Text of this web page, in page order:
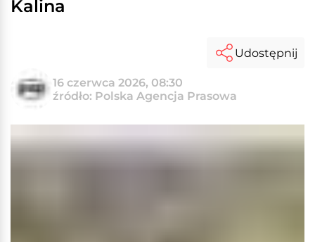
Kalina
16 czerwca 2026, 08:30
źródło: Polska Agencja Prasowa
Udostępnij